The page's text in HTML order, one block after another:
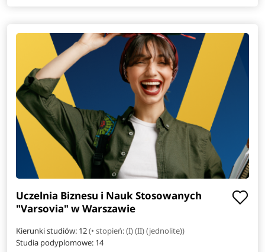
Uczelnia Biznesu i Nauk Stosowanych
"Varsovia" w Warszawie
Kierunki studiów: 12(• stopień: (I) (II) (jednolite))
Studia podyplomowe: 14